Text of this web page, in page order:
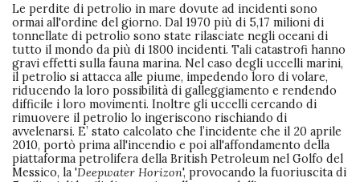
Le perdite di petrolio in mare dovute ad incidenti sono
ormai all'ordine del giorno. Dal 1970 più di 5,17 milioni di
tonnellate di petrolio sono state rilasciate negli oceani di
tutto il mondo da più di 1800 incidenti. Tali catastrofi hanno
gravi effetti sulla fauna marina. Nel caso degli uccelli marini,
il petrolio si attacca alle piume, impedendo loro di volare,
riducendo la loro possibilità di galleggiamento e rendendo
difficile i loro movimenti. Inoltre gli uccelli cercando di
rimuovere il petrolio lo ingeriscono rischiando di
avvelenarsi. E’ stato calcolato che l’incidente che il 20 aprile
2010, portò prima all'incendio e poi all'affondamento della
piattaforma petrolifera della British Petroleum nel Golfo del
Messico, la 'Deepwater Horizon', provocando la fuoriuscita di